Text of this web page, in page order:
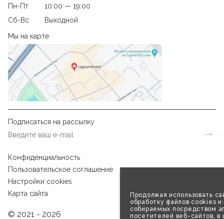
Продолжая использовать
обработку файлов cookies и
собираемых посредством
посетителей веб-сайтов, в
Пн-Пт
10:00 — 19.00
Сб-Вс
Выходной
Мы на карте
Подписаться на рассылку
Конфиденциальность
Пользовательское соглашение
Настройки cookies
Карта сайта
© 2021 - 2026